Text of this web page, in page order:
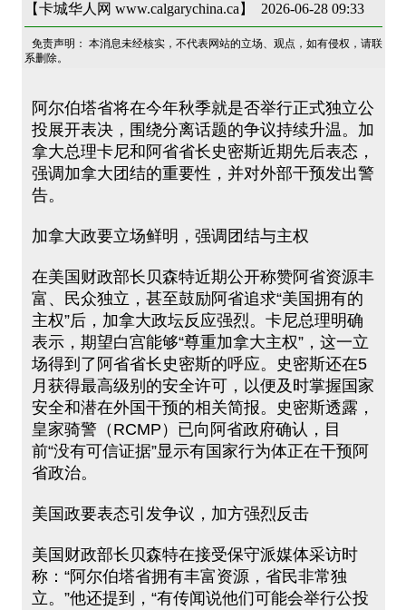
【卡城华人网 www.calgarychina.ca】 2026-06-28 09:33
免责声明： 本消息未经核实，不代表网站的立场、观点，如有侵权，请联
系删除。
阿尔伯塔省将在今年秋季就是否举行正式独立公
投展开表决，围绕分离话题的争议持续升温。加
拿大总理卡尼和阿省省长史密斯近期先后表态，
强调加拿大团结的重要性，并对外部干预发出警
告。
加拿大政要立场鲜明，强调团结与主权
在美国财政部长贝森特近期公开称赞阿省资源丰
富、民众独立，甚至鼓励阿省追求“美国拥有的
主权”后，加拿大政坛反应强烈。卡尼总理明确
表示，期望白宫能够“尊重加拿大主权”，这一立
场得到了阿省省长史密斯的呼应。史密斯还在5
月获得最高级别的安全许可，以便及时掌握国家
安全和潜在外国干预的相关简报。史密斯透露，
皇家骑警（RCMP）已向阿省政府确认，目
前“没有可信证据”显示有国家行为体正在干预阿
省政治。
美国政要表态引发争议，加方强烈反击
美国财政部长贝森特在接受保守派媒体采访时
称：“阿尔伯塔省拥有丰富资源，省民非常独
立。”他还提到，“有传闻说他们可能会举行公投